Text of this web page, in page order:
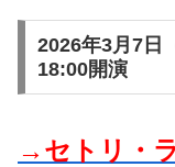
2026年3月7
18:00開演
→セトリ・